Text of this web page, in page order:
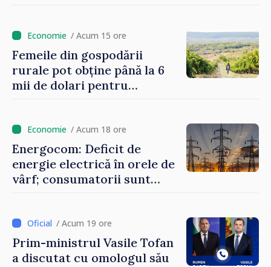
un nivel mai mic”
/ Acum 15 ore
Femeile din gospodării
rurale pot obține până la 6
mii de dolari pentru
/ Acum 18 ore
Energocom: Deficit de
energie electrică în orele de
vârf; consumatorii sunt
/ Acum 19 ore
Prim-ministrul Vasile Tofan
a discutat cu omologul său